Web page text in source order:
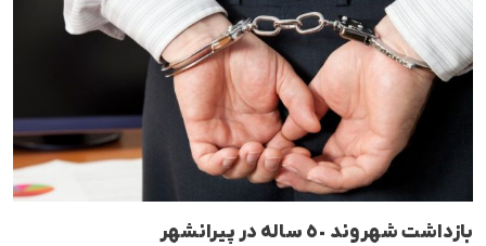
بازداشت شهروند ٥٠ سالە در پیرانشهر